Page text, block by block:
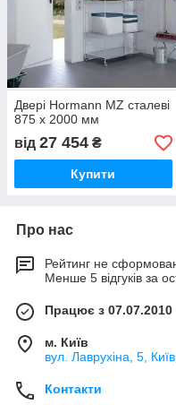
Двері Hormann MZ сталеві
875 х 2000 мм
від 27 454 ₴
Купити
Про нас
Рейтинг не
Менше 5 відгуків за
Працює з 07.07.2010
м. Київ
вул. Лаврухіна, 5,
Контакти